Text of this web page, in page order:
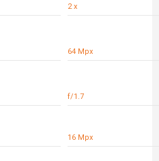
2 x
64 Mpx
f/1.7
16 Mpx